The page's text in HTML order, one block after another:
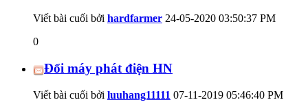
Viết bài cuối bởi hardfarmer 24-05-2020 03:50:37 PM
0
Đổi máy phát điện HN
Viết bài cuối bởi luuhang11111 07-11-2019 05:46:40 PM